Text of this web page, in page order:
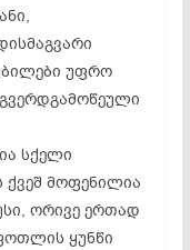
უფრო
სქელი
ქვეშ მოფენილია
ორივე ერთად
ყუნწი